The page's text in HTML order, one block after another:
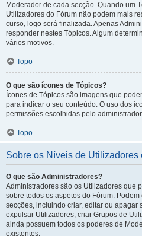
Moderador de cada secção. Quando um
Utilizadores do Fórum não podem mais
curso, logo será finalizada. Apenas
responder nestes Tópicos. Algum
vários motivos.
Topo
O que são ícones de Tópicos?
Ícones de Tópicos são imagens que
para indicar o seu conteúdo. O uso dos
permissões escolhidas pelo
Topo
Sobre os Níveis de Utilizadores
O que são Administradores?
Administradores são os Utilizadores que
sobre todos os aspetos do Fórum.
secções, incluindo criar, editar ou apagar
expulsar Utilizadores, criar Grupos de
ainda possuem todos os poderes de
existentes.